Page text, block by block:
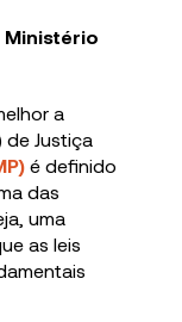
Ministério
a
Justiça
é definido
das
uma
as leis